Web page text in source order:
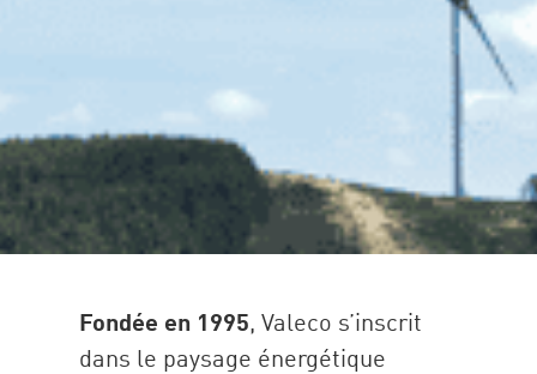
Fondée en 1995, Valeco s’inscrit
dans le paysage énergétique